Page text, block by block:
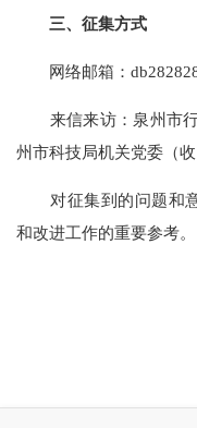
三、征集方式
网络邮箱：
来信来访：泉州市行
州市科技局机关党委（收
对征集到的问题和意
和改进工作的重要参考。